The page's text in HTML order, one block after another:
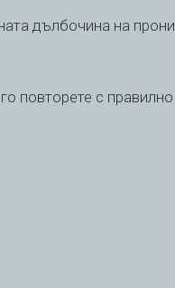
дълбочина на
повторете с правилно